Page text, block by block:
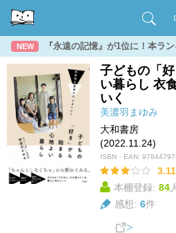
NEW 『永遠の記憶』が1位に！本ラ
子どもの「
い暮らし 衣
いく
美濃羽まゆみ
大和書房
(2022.11.24)
ISBN・EAN:
3.11
本棚登録: 84人
感想: 6件